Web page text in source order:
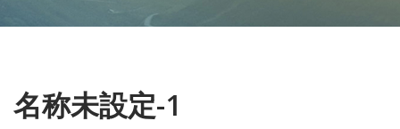
名称未設定-1